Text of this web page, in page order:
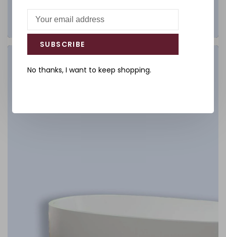
SUBSCRIBE
No thanks, I want to keep shopping.